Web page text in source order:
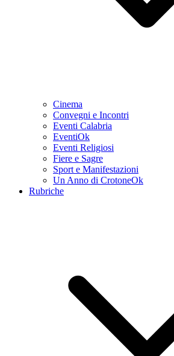
Cinema
Convegni e Incontri
Eventi Calabria
EventiOk
Eventi Religiosi
Fiere e Sagre
Sport e Manifestazioni
Un Anno di CrotoneOk
Rubriche